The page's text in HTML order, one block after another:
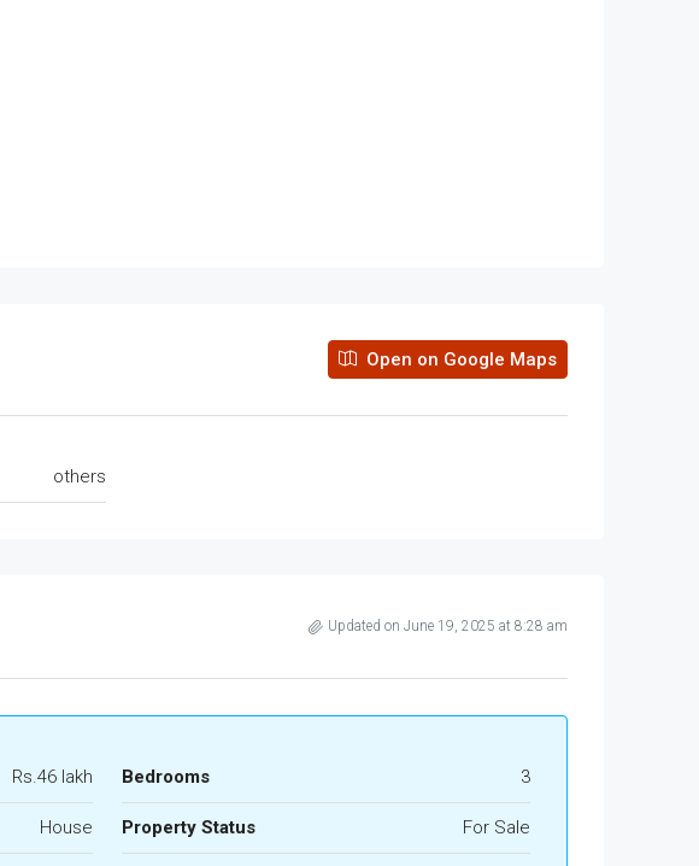
Open on Google Maps
others
Updated on June 19, 2025 at 8:28 am
Rs.46 lakh Bedrooms 3
House Property Status For Sale